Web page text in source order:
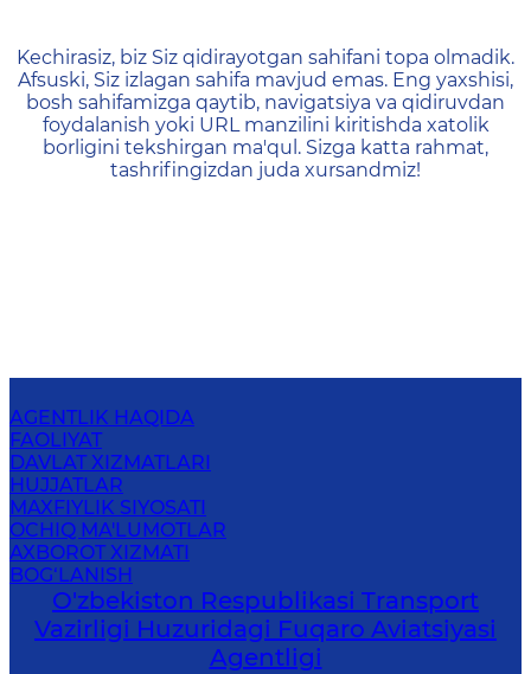
404 — Страница не
Kechirasiz, biz Siz qidirayotgan sahifani topa olmadik.
Afsuski, Siz izlagan sahifa mavjud emas. Eng yaxshisi,
bosh sahifamizga qaytib, navigatsiya va qidiruvdan
foydalanish yoki URL manzilini kiritishda xatolik
borligini tekshirgan ma'qul. Sizga katta rahmat,
tashrifingizdan juda xursandmiz!
AGENTLIK HAQIDA
FAOLIYAT
DAVLAT XIZMATLARI
HUJJATLAR
MAXFIYLIK SIYOSATI
OCHIQ MA'LUMOTLAR
AXBOROT XIZMATI
BOG‘LANISH
O'zbekiston Respublikasi Transport
Vazirligi Huzuridagi Fuqaro Aviatsiyasi
Agentligi